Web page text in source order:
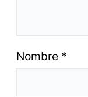
Nombre *